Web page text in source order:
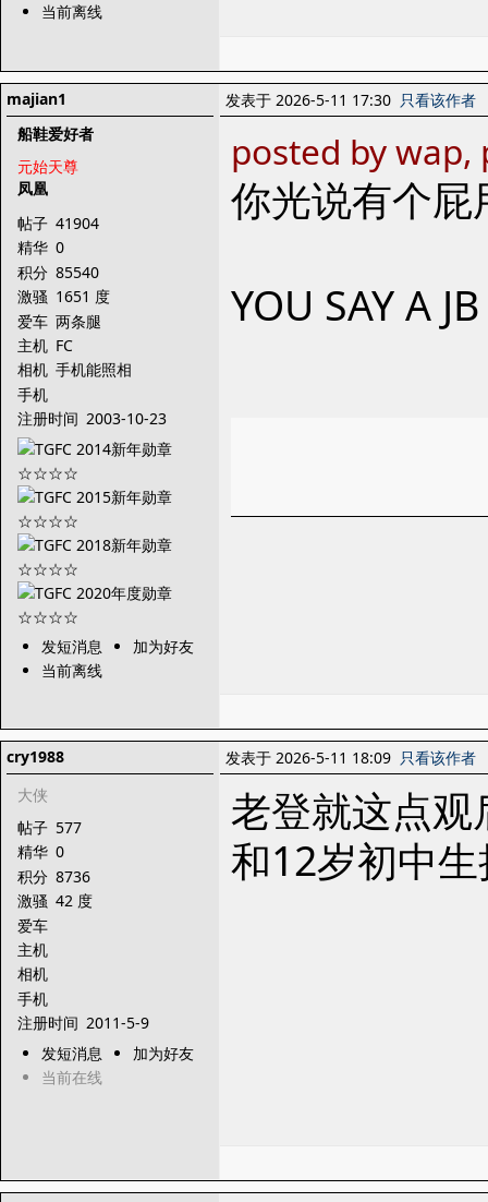
当前离线
majian1
船鞋爱好者
元始天尊
凤凰
帖子 41904
精华 0
积分 85540
激骚 1651 度
爱车 两条腿
主机 FC
相机 手机能照相
手机
注册时间 2003-10-23
发短消息
加为好友
当前离线
发表于 2026-5-11 17:30 只看该作者
posted by
你光说有个
YOU SAY A
cry1988
大侠
帖子 577
精华 0
积分 8736
激骚 42 度
爱车
主机
相机
手机
注册时间 2011-5-9
发短消息
加为好友
当前在线
发表于 2026-5-11 18:09 只看该作者
老登就这点观
和12岁初中